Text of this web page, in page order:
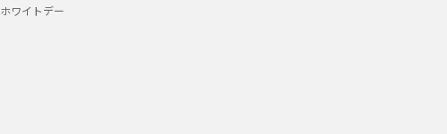
ホワイトデー